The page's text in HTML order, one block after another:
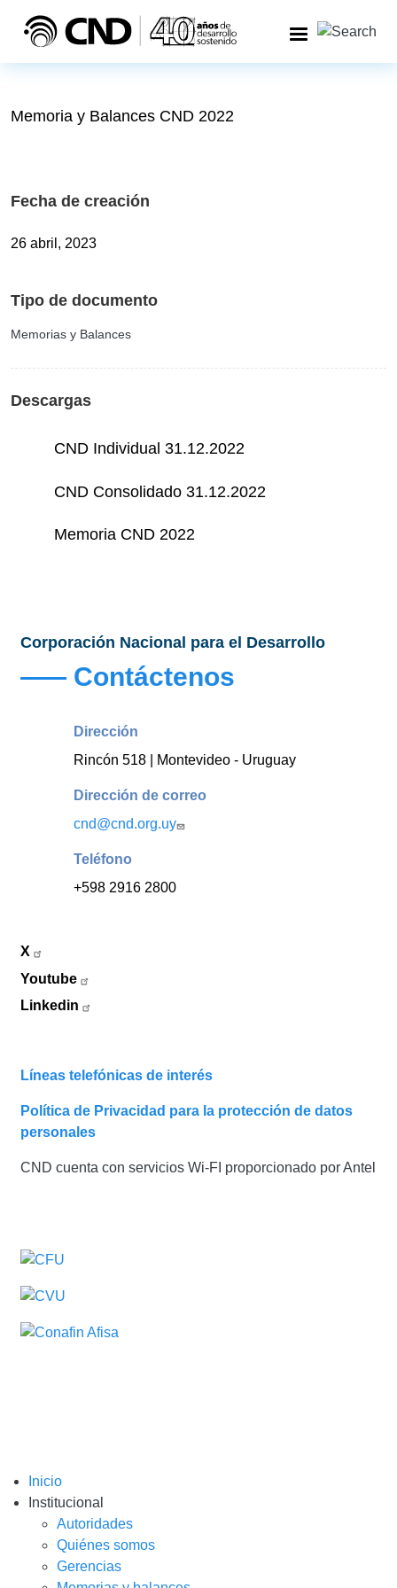
Memoria y Balances CND 2022
Fecha de creación
26 abril, 2023
Tipo de documento
Memorias y Balances
Descargas
CND Individual 31.12.2022
CND Consolidado 31.12.2022
Memoria CND 2022
Corporación Nacional para el Desarrollo
Contáctenos
Dirección
Rincón 518 | Montevideo - Uruguay
Dirección de correo
cnd@cnd.org.uy
Teléfono
+598 2916 2800
X
Youtube
Linkedin
Líneas telefónicas de interés
Política de Privacidad para la protección de datos
personales
CND cuenta con servicios Wi-FI proporcionado por Antel
Inicio
Institucional
Autoridades
Quiénes somos
Gerencias